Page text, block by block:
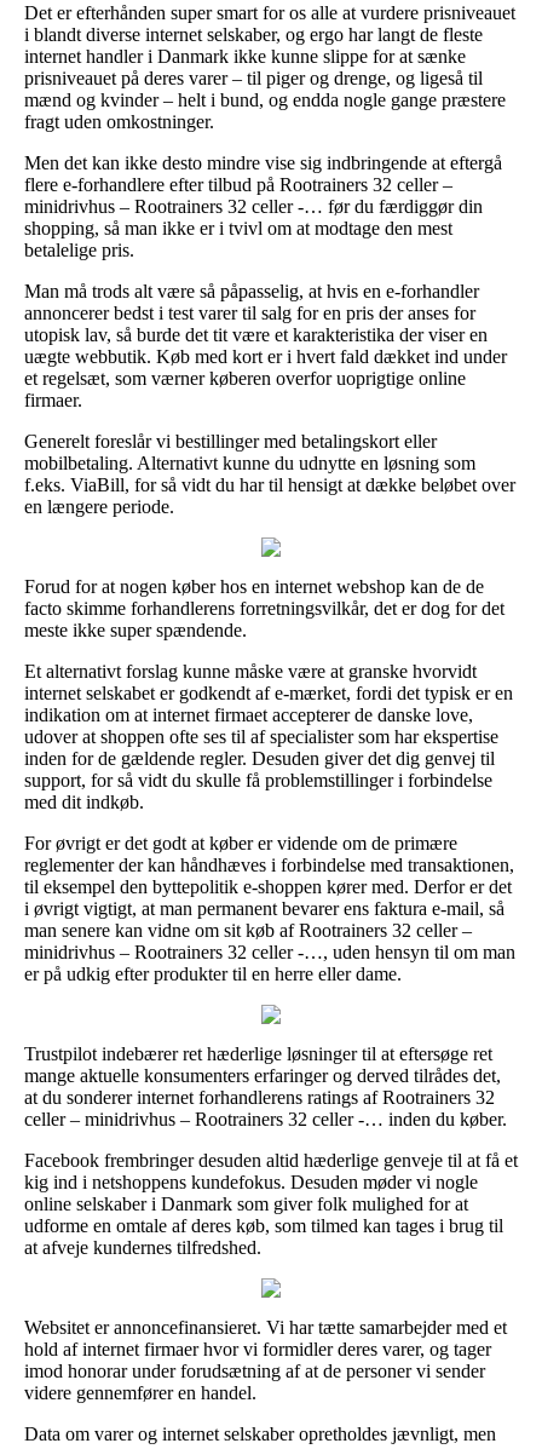
Det er efterhånden super smart for os alle at vurdere prisniveauet
i blandt diverse internet selskaber, og ergo har langt de fleste
internet handler i Danmark ikke kunne slippe for at sænke
prisniveauet på deres varer – til piger og drenge, og ligeså til
mænd og kvinder – helt i bund, og endda nogle gange præstere
fragt uden omkostninger.
Men det kan ikke desto mindre vise sig indbringende at eftergå
flere e-forhandlere efter tilbud på Rootrainers 32 celler –
minidrivhus – Rootrainers 32 celler -… før du færdiggør din
shopping, så man ikke er i tvivl om at modtage den mest
betalelige pris.
Man må trods alt være så påpasselig, at hvis en e-forhandler
annoncerer bedst i test varer til salg for en pris der anses for
utopisk lav, så burde det tit være et karakteristika der viser en
uægte webbutik. Køb med kort er i hvert fald dækket ind under
et regelsæt, som værner køberen overfor uoprigtige online
firmaer.
Generelt foreslår vi bestillinger med betalingskort eller
mobilbetaling. Alternativt kunne du udnytte en løsning som
f.eks. ViaBill, for så vidt du har til hensigt at dække beløbet over
en længere periode.
Forud for at nogen køber hos en internet webshop kan de de
facto skimme forhandlerens forretningsvilkår, det er dog for det
meste ikke super spændende.
Et alternativt forslag kunne måske være at granske hvorvidt
internet selskabet er godkendt af e-mærket, fordi det typisk er en
indikation om at internet firmaet accepterer de danske love,
udover at shoppen ofte ses til af specialister som har ekspertise
inden for de gældende regler. Desuden giver det dig genvej til
support, for så vidt du skulle få problemstillinger i forbindelse
med dit indkøb.
For øvrigt er det godt at køber er vidende om de primære
reglementer der kan håndhæves i forbindelse med transaktionen,
til eksempel den byttepolitik e-shoppen kører med. Derfor er det
i øvrigt vigtigt, at man permanent bevarer ens faktura e-mail, så
man senere kan vidne om sit køb af Rootrainers 32 celler –
minidrivhus – Rootrainers 32 celler -…, uden hensyn til om man
er på udkig efter produkter til en herre eller dame.
Trustpilot indebærer ret hæderlige løsninger til at eftersøge ret
mange aktuelle konsumenters erfaringer og derved tilrådes det,
at du sonderer internet forhandlerens ratings af Rootrainers 32
celler – minidrivhus – Rootrainers 32 celler -… inden du køber.
Facebook frembringer desuden altid hæderlige genveje til at få et
kig ind i netshoppens kundefokus. Desuden møder vi nogle
online selskaber i Danmark som giver folk mulighed for at
udforme en omtale af deres køb, som tilmed kan tages i brug til
at afveje kundernes tilfredshed.
Websitet er annoncefinansieret. Vi har tætte samarbejder med et
hold af internet firmaer hvor vi formidler deres varer, og tager
imod honorar under forudsætning af at de personer vi sender
videre gennemfører en handel.
Data om varer og internet selskaber opretholdes jævnligt, men